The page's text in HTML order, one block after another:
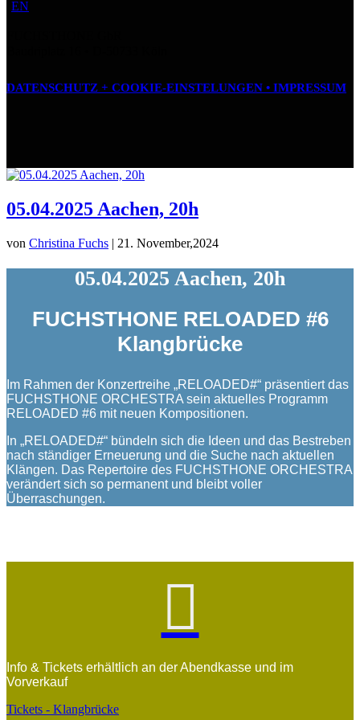
EN
DATENSCHUTZ + COOKIE-EINSTELUNGEN • IMPRESSUM
05.04.2025 Aachen, 20h
von Christina Fuchs | 21. November,2024
05.04.2025 Aachen, 20h
FUCHSTHONE RELOADED #6
Klangbrücke
Im Rahmen der Konzertreihe „RELOADED#“ präsentiert das
FUCHSTHONE ORCHESTRA sein aktuelles Programm
RELOADED #6 mit neuen Kompositionen.
In „RELOADED#“ bündeln sich die Ideen und das Bestreben
nach ständiger Erneuerung und die Suche nach aktuellen
Klängen. Das Repertoire des FUCHSTHONE ORCHESTRA
verändert sich so permanent und bleibt voller
Überraschungen.

Info & Tickets erhältlich an der Abendkasse und im
Vorverkauf
Tickets - Klangbrücke